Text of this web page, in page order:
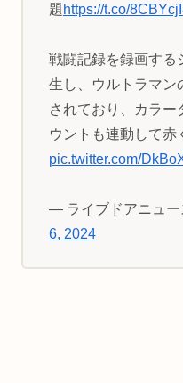
題 https://t.co/
戦闘記録を録画する
生し、ウルトラマン
されており、カラー
ウントも連動して赤
pic.twitter.com/
— ライブドアニュー
6, 2024